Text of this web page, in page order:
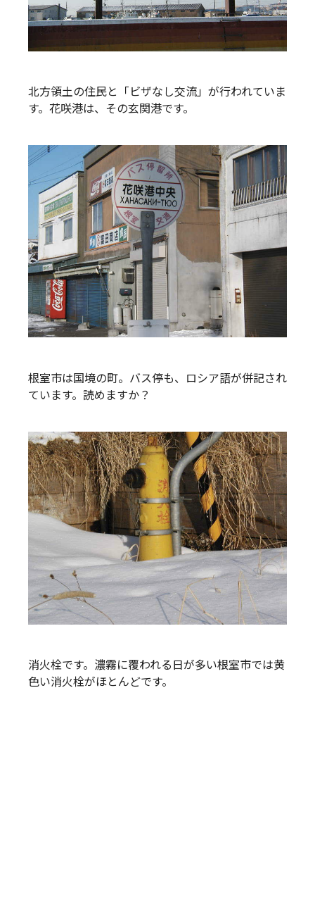
北方領土の住民と「ビザなし交流」が行われていま
す。花咲港は、その玄関港です。
根室市は国境の町。バス停も、ロシア語が併記され
ています。読めますか？
消火栓です。濃霧に覆われる日が多い根室市では黄
色い消火栓がほとんどです。